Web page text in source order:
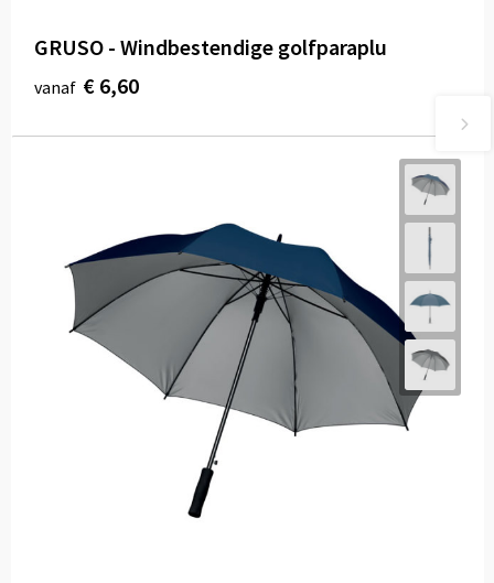
GRUSO - Windbestendige golfparaplu
vanaf € 6,60